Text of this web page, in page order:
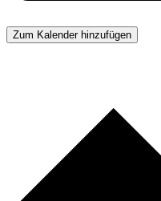
Zum Kalender hinzufügen